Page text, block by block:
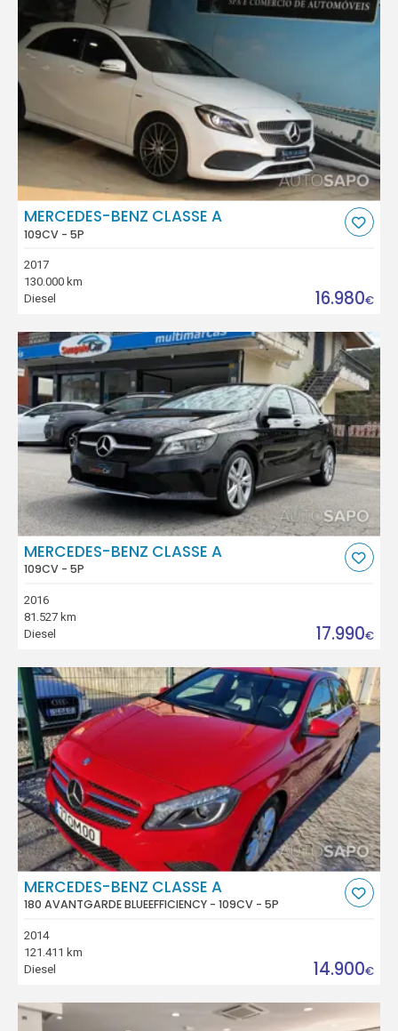
MERCEDES-BENZ CLASSE A
109CV - 5P
2017
130.000 km
Diesel
16.980€
MERCEDES-BENZ CLASSE A
109CV - 5P
2016
81.527 km
Diesel
17.990€
MERCEDES-BENZ CLASSE A
180 AVANTGARDE BLUEEFFICIENCY - 109CV - 5P
2014
121.411 km
Diesel
14.900€